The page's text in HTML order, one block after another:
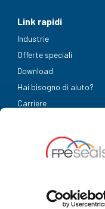
Link rapidi
Industrie
Offerte speciali
Download
Hai bisogno di aiuto?
Carriere
UK Company